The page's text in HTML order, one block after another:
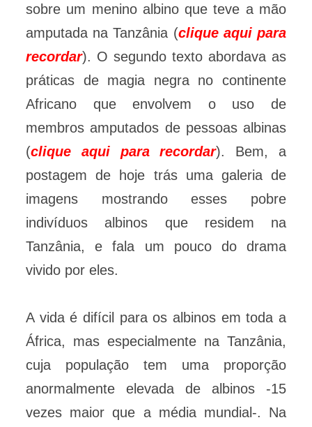
sobre um menino albino que teve a mão
amputada na Tanzânia (clique aqui para
recordar). O segundo texto abordava as
práticas de magia negra no continente
Africano que envolvem o uso de
membros amputados de pessoas albinas
(clique aqui para recordar). Bem, a
postagem de hoje trás uma galeria de
imagens mostrando esses pobre
indivíduos albinos que residem na
Tanzânia, e fala um pouco do drama
vivido por eles.
A vida é difícil para os albinos em toda a
África, mas especialmente na Tanzânia,
cuja população tem uma proporção
anormalmente elevada de albinos -15
vezes maior que a média mundial-. Na